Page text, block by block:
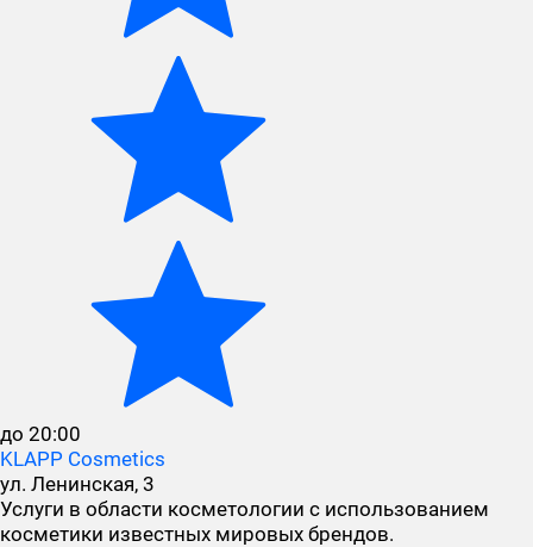
до 20:00
KLAPP Cosmetics
ул. Ленинская, 3
Услуги в области косметологии с использованием
косметики известных мировых брендов.